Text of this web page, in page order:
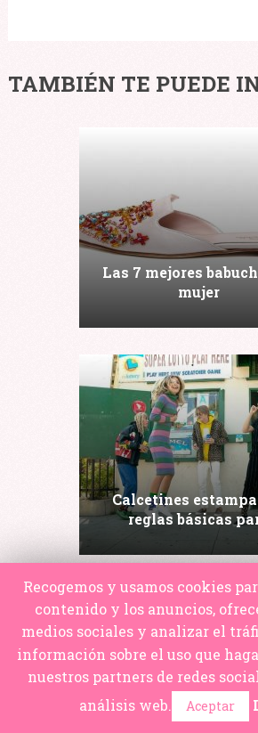
TAMBIÉN TE PUEDE
Las 7 mejores
mujer
Calcetines
reglas básicas
Armario cápsula
Recogemos y usamos cookies
contenido y los anuncios,
medios sociales y analizar el
información sobre el uso que
nuestros partners de redes
análisis web.
Aceptar